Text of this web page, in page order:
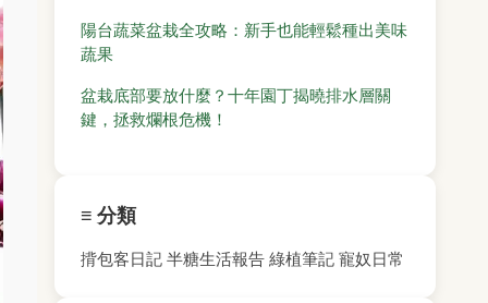
陽台蔬菜盆栽全攻略：新手也能輕鬆種出美味
蔬果
盆栽底部要放什麼？十年園丁揭曉排水層關
鍵，拯救爛根危機！
≡ 分類
揹包客日記 半糖生活報告 綠植筆記 寵奴日常